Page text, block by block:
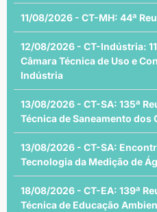
11/08/2026 - CT-MH: 44ª
12/08/2026 - CT-Indústria:
Câmara Técnica de Uso e
Indústria
13/08/2026 - CT-SA: 135ª
Técnica de Saneamento dos
13/08/2026 - CT-SA:
Tecnologia da Medição de
18/08/2026 - CT-EA: 139ª
Técnica de Educação